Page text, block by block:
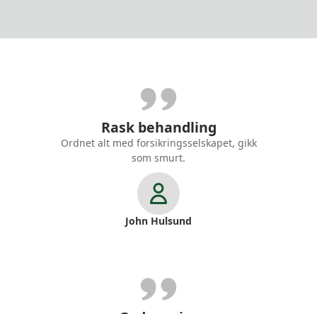
Rask behandling
Ordnet alt med forsikringsselskapet, gikk
som smurt.
John Hulsund